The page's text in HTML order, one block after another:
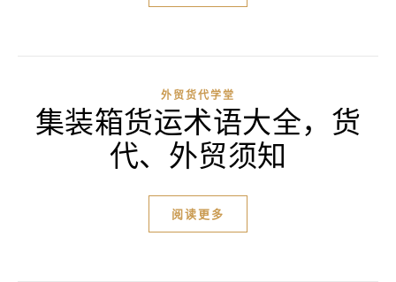
外贸货代学堂
集装箱货运术语大全，货
代、外贸须知
阅读更多